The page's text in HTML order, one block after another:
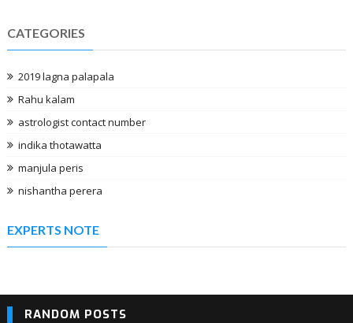
CATEGORIES
2019 lagna palapala
Rahu kalam
astrologist contact number
indika thotawatta
manjula peris
nishantha perera
EXPERTS NOTE
RANDOM POSTS